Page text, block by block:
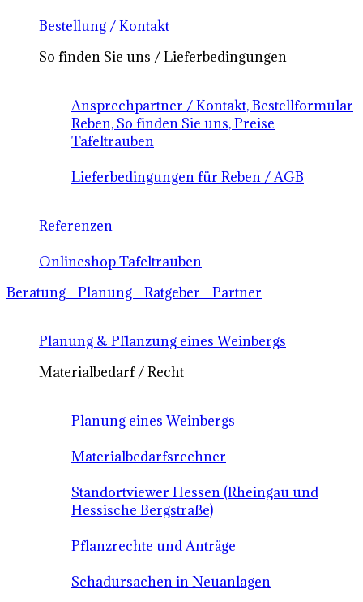
Bestellung / Kontakt
So finden Sie uns / Lieferbedingungen
Ansprechpartner / Kontakt, Bestellformular
Reben, So finden Sie uns, Preise
Tafeltrauben
Lieferbedingungen für Reben / AGB
Referenzen
Onlineshop Tafeltrauben
Beratung - Planung - Ratgeber - Partner
Planung & Pflanzung eines Weinbergs
Materialbedarf / Recht
Planung eines Weinbergs
Materialbedarfsrechner
Standortviewer Hessen (Rheingau und
Hessische Bergstraße)
Pflanzrechte und Anträge
Schadursachen in Neuanlagen